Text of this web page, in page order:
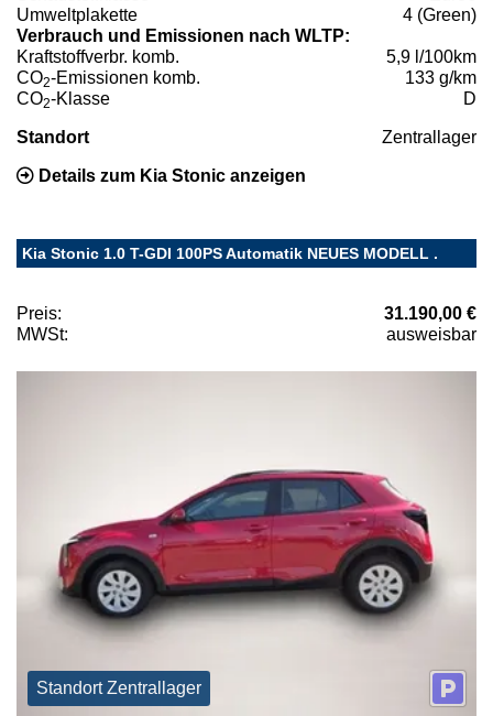
Umweltplakette
4 (Green)
Verbrauch und Emissionen nach WLTP:
Kraftstoffverbr. komb.
5,9 l/100km
CO2-Emissionen komb.
133 g/km
CO2-Klasse D
Standort Zentrallager
Details zum Kia Stonic anzeigen
Kia Stonic 1.0 T-GDI 100PS Automatik NEUES MODELL .
Preis:
31.190,00 €
MWSt:
ausweisbar
Standort Zentrallager